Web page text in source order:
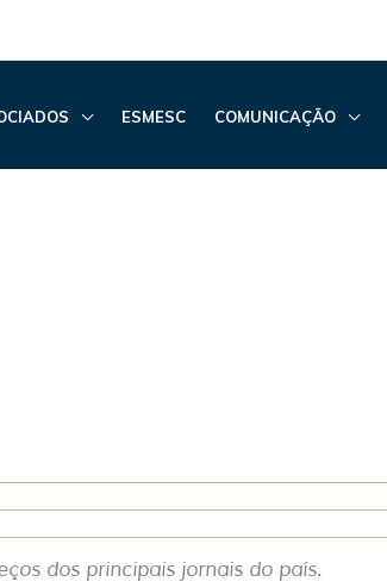
ESMESC COMUNICAÇÃO
dos principais jornais do país.